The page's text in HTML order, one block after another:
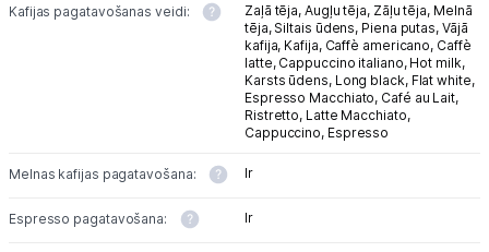
Kafijas pagatavošanas veidi: Zaļā tēja,Augļu tēja, Zāļu tēja, Melnā
tēja, Siltais ūdens, Piena putas, Vājā
kafija, Kafija, Caffè americano, Caffè
latte, Cappuccino italiano, Hot milk,
Karsts ūdens, Long black, Flat white,
Espresso Macchiato, Café au Lait,
Ristretto, Latte Macchiato,
Cappuccino, Espresso
Melnas kafijas pagatavošana: Ir
Espresso pagatavošana: Ir